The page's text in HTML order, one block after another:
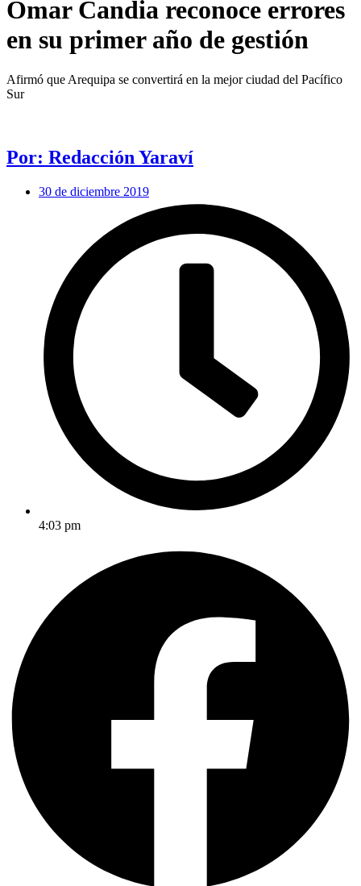
Omar Candia reconoce errores
en su primer año de gestión
Afirmó que Arequipa se convertirá en la mejor ciudad del Pacífico
Sur
Por: Redacción Yaraví
30 de diciembre 2019
4:03 pm